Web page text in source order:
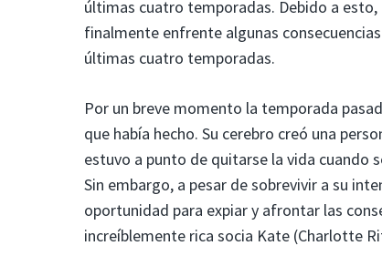
últimas cuatro temporadas. Debido a
finalmente enfrente algunas
últimas cuatro temporadas.
Por un breve momento la temporada
que había hecho. Su cerebro creó una
estuvo a punto de quitarse la vida cuando
Sin embargo, a pesar de sobrevivir a su
oportunidad para expiar y afrontar las
increíblemente rica socia Kate (Charlotte